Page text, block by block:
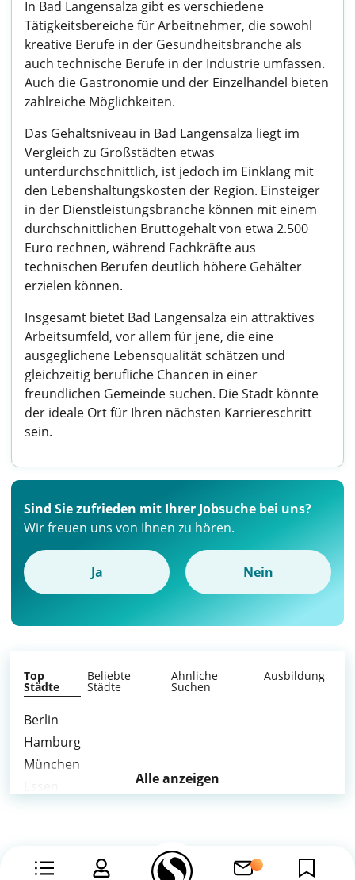
In Bad Langensalza gibt es verschiedene
Tätigkeitsbereiche für Arbeitnehmer, die sowohl
kreative Berufe in der Gesundheitsbranche als
auch technische Berufe in der Industrie umfassen.
Auch die Gastronomie und der Einzelhandel bieten
zahlreiche Möglichkeiten.
Das Gehaltsniveau in Bad Langensalza liegt im
Vergleich zu Großstädten etwas
unterdurchschnittlich, ist jedoch im Einklang mit
den Lebenshaltungskosten der Region. Einsteiger
in der Dienstleistungsbranche können mit einem
durchschnittlichen Bruttogehalt von etwa 2.500
Euro rechnen, während Fachkräfte aus
technischen Berufen deutlich höhere Gehälter
erzielen können.
Insgesamt bietet Bad Langensalza ein attraktives
Arbeitsumfeld, vor allem für jene, die eine
ausgeglichene Lebensqualität schätzen und
gleichzeitig berufliche Chancen in einer
freundlichen Gemeinde suchen. Die Stadt könnte
der ideale Ort für Ihren nächsten Karriereschritt
sein.
Sind Sie zufrieden mit Ihrer Jobsuche bei uns?
Wir freuen uns von Ihnen zu hören.
Ja Nein
Top
Städte
Beliebte
Städte
Ähnliche
Suchen
Ausbildung
Berlin
Hamburg
München
Gelsenkirchen
Alle anzeigen